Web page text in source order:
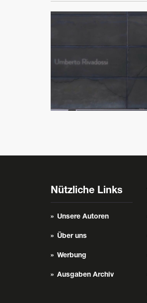
Nützliche Links
Unsere Autoren
Über uns
Werbung
Ausgaben Archiv